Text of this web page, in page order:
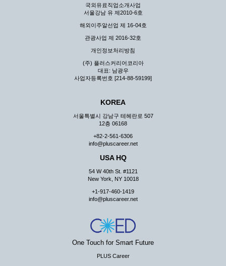
를 제공할 수 있도록 최선의 노력을 다하여야 합니다.
② 회사는 이용자의 개인 신상 정보를 본인의 승낙 없이 타
인에게 누설, 배포하여서는 안됩니다. 다만, 관계법령에 의
하여 국가기관 등의 합법적인 요구가 있는 경우에는 해당 되
③ 회사는 이용자로부터 제기되는 의견이나 불만이 정당하
다고 인정할 경우에는 즉시 처리하여야 하며, 즉시 처리가
곤란한 경우 그 처리를 위해 노력해야 합니다.
① 회원은 ID와 비밀 번호에 관한 모든 관리의 책임이 있으
며 자신의 ID가 부정하게 사용된 경우, 이용자는 반드시 회
사에 그 사실을 통보해야 합니다.
② 회원은 이용신청서의 기재내용 중 변경된 내용이 있는 경
우 서비스를 통하여 그 내용을 회사에 통지하여야 합니다.
③ 다른 회원의 ID와 비밀번호를 부당하게 사용하는 행위를
④ 회원은 회사의 서비스에서 타 사이트의 홍보행위를 하지
작권을 포함한 지적 재산권을 침해 할 수 있는 행동을 하지
영리 행위도 할 수 없습니다.
⑥ 회원은 관계법령, 약관의 규정, 이용안내 및 주의사항 등
회사가 통지하는 사항을 준수하여야 하며, 기타 회사의 업무
에 방해되는 행위를 하여서는 아니 됩니다.
국외유료직업소개사업
서울강남 유 제2010-6호
해외이주알선업 제 16-04호
관광사업 제 2016-32호
개인정보처리방침
(주) 플러스커리어코리아
대표: 남광우
사업자등록번호 [214-88-59199]
KOREA
서울특별시 강남구 테헤란로 507
12층 06168
+82-2-561-6306
info@pluscareer.net
USA HQ
54 W 40th St. #1121
New York, NY 10018
+1-917-460-1419
info@pluscareer.net
One Touch for Smart Future
PLUS Career